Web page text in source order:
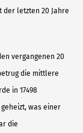
der letzten 20 Jahre
vergangenen 20
die mittlere
in 17498
was einer
die